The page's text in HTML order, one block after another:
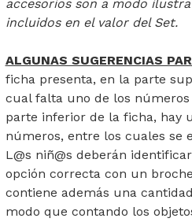
accesorios son a modo
incluidos en el valor del Set.
ALGUNAS SUGERENCIAS
ficha presenta, en la parte
cual falta uno de los números
parte inferior de la ficha, hay
números, entre los cuales se
L@s niñ@s deberán
opción correcta con un
contiene además una
modo que contando los